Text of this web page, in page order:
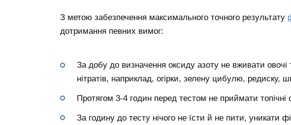
З метою забезпечення максимального точного результату
дотримання певних вимог:
За добу до визначення оксиду азоту не вживати овочі
нітратів, наприклад, огірки, зелену цибулю, редиску,
Протягом 3-4 годин перед тестом не приймати топічні
За годину до тесту нічого не їсти й не пити, уникати